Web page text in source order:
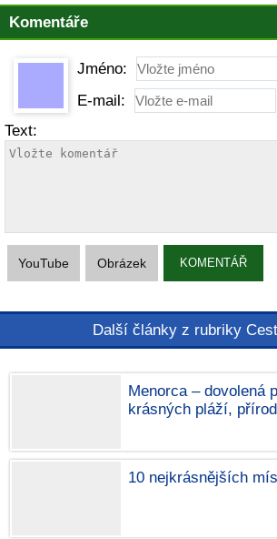
Komentáře
Jméno:
E-mail:
Text:
YouTube Obrázek KOMENTÁŘ
Další články z rubriky
Menorca – dovolená
krásných pláží,
10 nejkrásnějších